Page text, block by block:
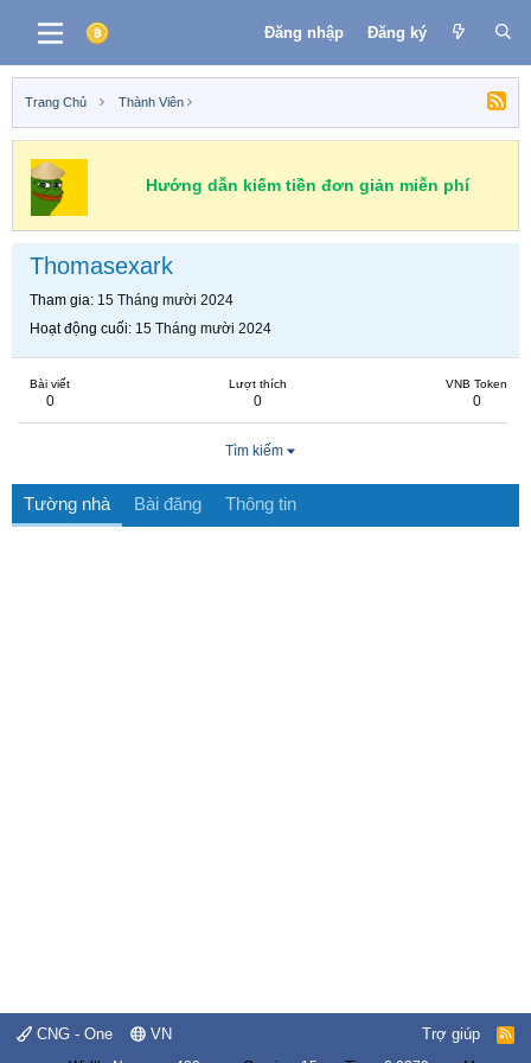
Đăng nhập Đăng ký
Trang Chủ Thành Viên
Hướng dẫn kiếm tiền đơn giản miễn phí
Thomasexark
Tham gia 15 Tháng mười 2024
Hoạt động cuối 15 Tháng mười 2024
Bài viết
0
Lượt thích
0
VNB Token
0
Tìm kiếm
Tường nhà Bài đăng Thông tin
CNG - One VN Trợ giúp
R